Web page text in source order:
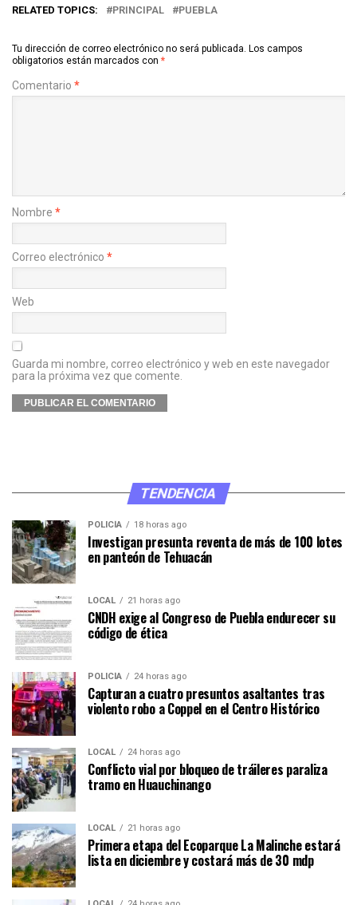
RELATED TOPICS: PRINCIPAL PUEBLA
Tu dirección de correo electrónico no será publicada. Los campos
obligatorios están marcados con *
Comentario *
Nombre *
Correo electrónico *
Web
Guarda mi nombre, correo electrónico y web en este navegador
para la próxima vez que comente.
TENDENCIA
POLICÍA 18 horas ago
Investigan presunta reventa de más de 100 lotes
en panteón de Tehuacán
LOCAL 21 horas ago
CNDH exige al Congreso de Puebla endurecer su
código de ética
POLICÍA 24 horas ago
Capturan a cuatro presuntos asaltantes tras
violento robo a Coppel en el Centro Histórico
LOCAL 24 horas ago
Conflicto vial por bloqueo de tráileres paraliza
tramo en Huauchinango
LOCAL 21 horas ago
Primera etapa del Ecoparque La Malinche estará
lista en diciembre y costará más de 30 mdp